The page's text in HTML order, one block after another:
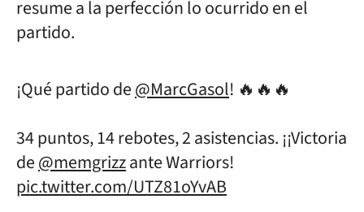
resume a la perfección lo ocurrido en el
partido.
¡Qué partido de@MarcGasol! 🔥🔥🔥
34 puntos, 14 rebotes, 2 asistencias. ¡¡Victoria
de@memgrizzante Warriors!
pic.twitter.com/UTZ81oYvAB